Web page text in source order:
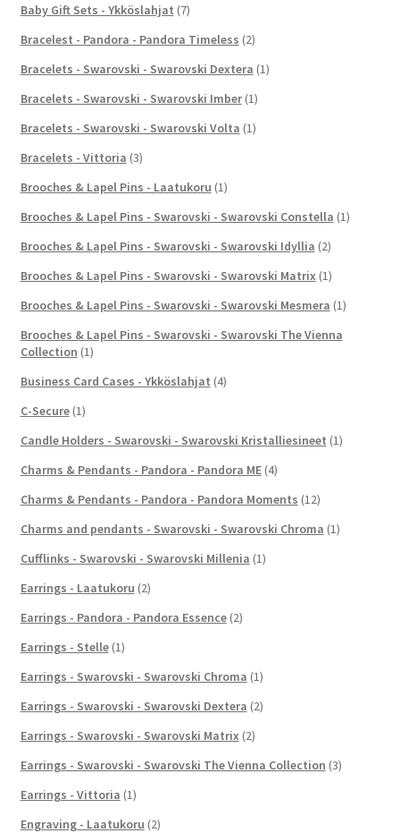
Baby Gift Sets - Ykköslahjat (7)
Bracelest - Pandora - Pandora Timeless (2)
Bracelets - Swarovski - Swarovski Dextera (1)
Bracelets - Swarovski - Swarovski Imber (1)
Bracelets - Swarovski - Swarovski Volta (1)
Bracelets - Vittoria (3)
Brooches & Lapel Pins - Laatukoru (1)
Brooches & Lapel Pins - Swarovski - Swarovski Constella (1)
Brooches & Lapel Pins - Swarovski - Swarovski Idyllia (2)
Brooches & Lapel Pins - Swarovski - Swarovski Matrix (1)
Brooches & Lapel Pins - Swarovski - Swarovski Mesmera (1)
Brooches & Lapel Pins - Swarovski - Swarovski The Vienna
Collection (1)
Business Card Cases - Ykköslahjat (4)
C-Secure (1)
Candle Holders - Swarovski - Swarovski Kristalliesineet (1)
Charms & Pendants - Pandora - Pandora ME (4)
Charms & Pendants - Pandora - Pandora Moments (12)
Charms and pendants - Swarovski - Swarovski Chroma (1)
Cufflinks - Swarovski - Swarovski Millenia (1)
Earrings - Laatukoru (2)
Earrings - Pandora - Pandora Essence (2)
Earrings - Stelle (1)
Earrings - Swarovski - Swarovski Chroma (1)
Earrings - Swarovski - Swarovski Dextera (2)
Earrings - Swarovski - Swarovski Matrix (2)
Earrings - Swarovski - Swarovski The Vienna Collection (3)
Earrings - Vittoria (1)
Engraving - Laatukoru (2)